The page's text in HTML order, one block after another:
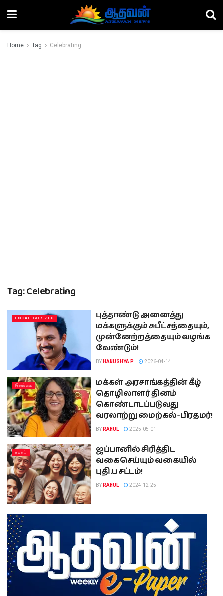
Home Tag Celebrating
Tag:Celebrating
UNCATEGORIZED
புத்தாண்டு அனைத்து
மக்களுக்கும் சுபீட்சத்தையும்,
முன்னேற்றத்தையும் வழங்க
வேண்டும்!
BY HANUSHYA P 2026-04-14
இலங்கை
மக்கள் அரசாங்கத்தின் கீழ்
தொழிலாளர் தினம்
கொண்டாடப்படுவது
வரலாற்று மைற்கல்-பிரதமர்!
BY RAHUL 2025-05-01
உலகம்
ஜப்பானில் சிரித்திட
வகைசெய்யும் வகையில்
புதிய சட்டம்!
BY RAHUL 2024-12-25